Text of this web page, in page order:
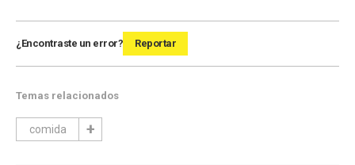
¿Encontraste un error? Reportar
Temas relacionados
comida